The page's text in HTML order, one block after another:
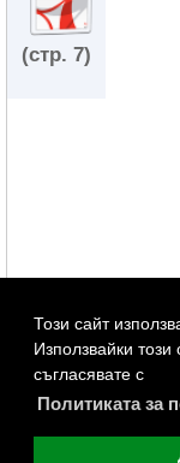
Този сайт
Използвайки този
съгласявате с
Политиката за
(стр. 7)